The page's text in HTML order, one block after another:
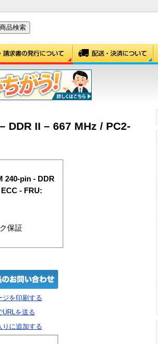
DDR II – 667 MHz / PC2-
240-pin - DDR
ECC - FRU:
保証
を印刷する
を送る
りに追加する